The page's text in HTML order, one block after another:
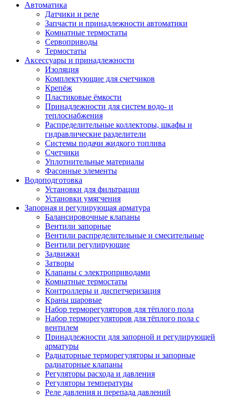
Автоматика
Датчики и реле
Запчасти и принадлежности автоматики
Комнатные термостаты
Сервоприводы
Термостаты
Аксессуары и принадлежности
Изоляция
Комплектующие для счетчиков
Крепёж
Пластиковые ёмкости
Принадлежности для систем водо- и
теплоснабжения
Распределительные коллекторы, шкафы и
гидравлические разделители
Системы подачи жидкого топлива
Счетчики
Уплотнительные материалы
Фасонные элементы
Водоподготовка
Установки для фильтрации
Установки умягчения
Запорная и регулирующая арматура
Балансировочные клапаны
Вентили запорные
Вентили распределительные и смесительные
Вентили регулирующие
Задвижки
Затворы
Клапаны с электроприводами
Комнатные термостаты
Контроллеры и диспетчеризация
Краны шаровые
Набор терморегуляторов для тёплого пола
Набор терморегуляторов для тёплого пола с
вентилем
Принадлежности для запорной и регулирующей
арматуры
Радиаторные терморегуляторы и запорные
радиаторные клапаны
Регуляторы расхода и давления
Регуляторы температуры
Реле давления и перепада давлений